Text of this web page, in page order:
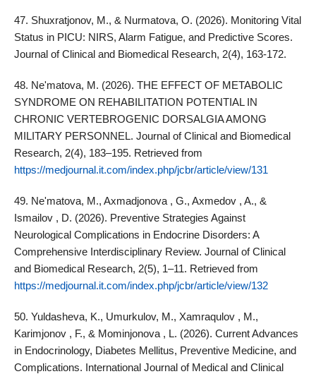
47. Shuxratjonov, M., & Nurmatova, O. (2026). Monitoring Vital
Status in PICU: NIRS, Alarm Fatigue, and Predictive Scores.
Journal of Clinical and Biomedical Research, 2(4), 163-172.
48. Ne'matova, M. (2026). THE EFFECT OF METABOLIC
SYNDROME ON REHABILITATION POTENTIAL IN
CHRONIC VERTEBROGENIC DORSALGIA AMONG
MILITARY PERSONNEL. Journal of Clinical and Biomedical
Research, 2(4), 183–195. Retrieved from
https://medjournal.it.com/index.php/jcbr/article/view/131
49. Ne'matova, M., Axmadjonova , G., Axmedov , A., &
Ismailov , D. (2026). Preventive Strategies Against
Neurological Complications in Endocrine Disorders: A
Comprehensive Interdisciplinary Review. Journal of Clinical
and Biomedical Research, 2(5), 1–11. Retrieved from
https://medjournal.it.com/index.php/jcbr/article/view/132
50. Yuldasheva, K., Umurkulov, M., Xamraqulov , M.,
Karimjonov , F., & Mominjonova , L. (2026). Current Advances
in Endocrinology, Diabetes Mellitus, Preventive Medicine, and
Complications. International Journal of Medical and Clinical